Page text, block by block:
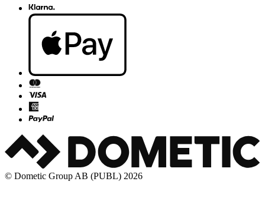
© Dometic Group AB (PUBL) 2026